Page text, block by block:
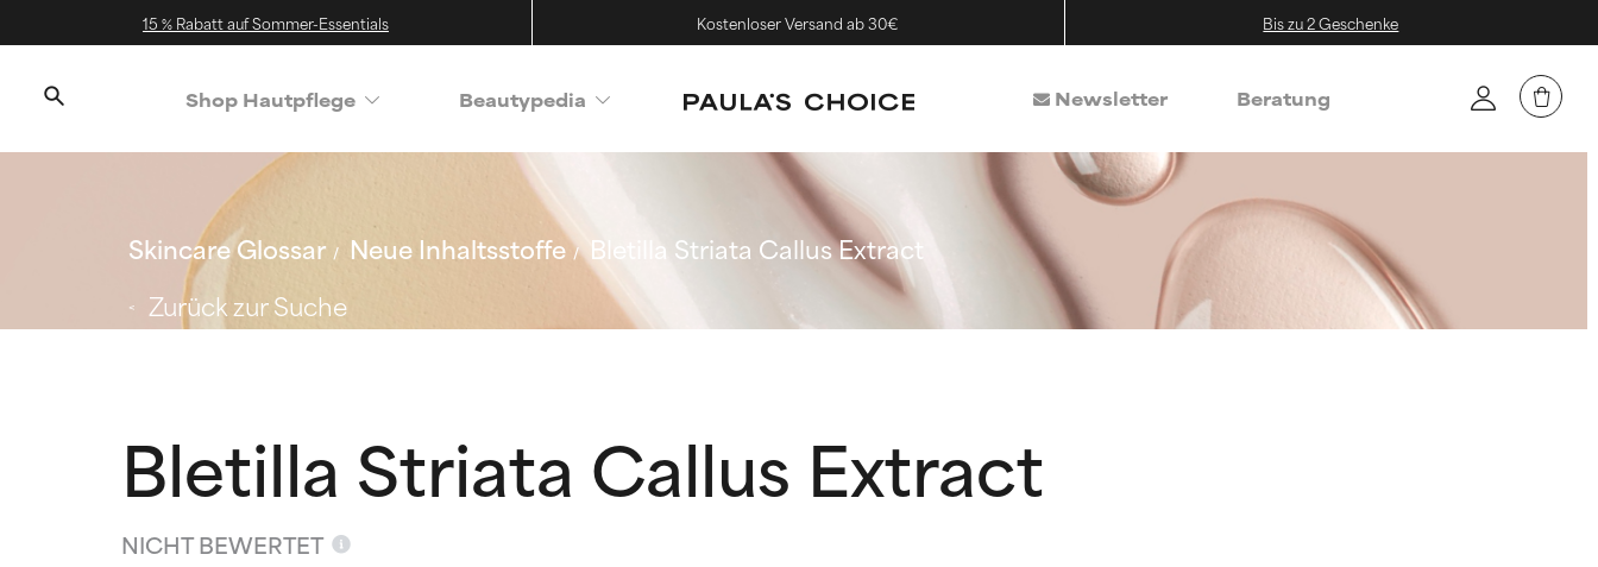
15 % Rabatt auf Sommer-Essentials Kostenloser Versand ab 30€ Bis zu 2 Geschenke
Shop Hautpflege Beautypedia Newsletter Beratung
Skincare Glossar Neue Inhaltsstoffe
Bletilla Striata Callus Extract
Zurück zur Suche
Bletilla Striata Callus Extract
NICHT BEWERTET